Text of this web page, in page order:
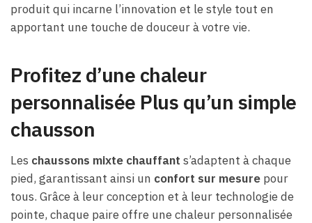
produit qui incarne l’innovation et le style tout en
apportant une touche de douceur à votre vie.
Profitez d’une chaleur
personnalisée Plus qu’un simple
chausson
Les chaussons mixte chauffant s’adaptent à chaque
pied, garantissant ainsi un confort sur mesure pour
tous. Grâce à leur conception et à leur technologie de
pointe, chaque paire offre une chaleur personnalisée